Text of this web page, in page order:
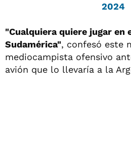
2024
"Cualquiera quiere jugar en
Sudamérica", confesó este
mediocampista ofensivo
avión que lo llevaría a la